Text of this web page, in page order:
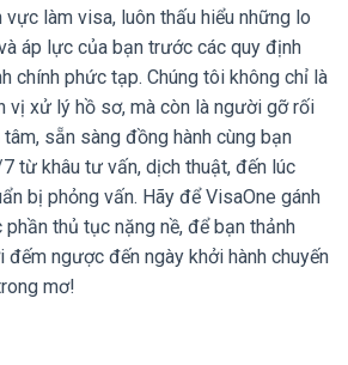
vực làm visa, luôn thấu hiểu những lo
áp lực của bạn trước các quy định
chính phức tạp. Chúng tôi không chỉ là
vị xử lý hồ sơ, mà còn là người gỡ rối
tâm, sẵn sàng đồng hành cùng bạn
từ khâu tư vấn, dịch thuật, đến lúc
bị phỏng vấn. Hãy để VisaOne gánh
phần thủ tục nặng nề, để bạn thảnh
đếm ngược đến ngày khởi hành chuyến
mơ!